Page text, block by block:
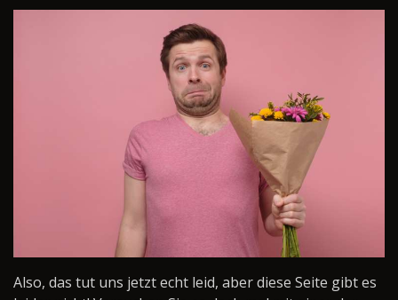
Also, das tut uns jetzt echt leid, aber diese Seite gibt es